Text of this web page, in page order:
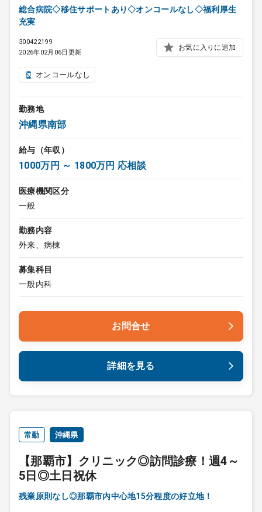
総合病院◇移住サポートあり◇オンコールなし◇福利厚生
充実
300422199
2026年02月06日更新
お気に入りに追加
オンコールなし
勤務地
沖縄県南部
給与（年収）
1000万円 ～ 1800万円 応相談
医療機関区分
一般
勤務内容
外来、病棟
募集科目
一般内科
お問合せ
詳細を見る
常勤 沖縄県
【那覇市】クリニック◎訪問診療！週4～
5日◎土日祝休
残業原則なし◎那覇市内中心地15分程度の好立地！